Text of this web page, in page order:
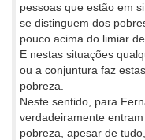
pessoas que estão em
se distinguem dos
pouco acima do limiar de
E nestas situações
ou a conjuntura faz
pobreza.
Neste sentido, para
verdadeiramente
pobreza, apesar de